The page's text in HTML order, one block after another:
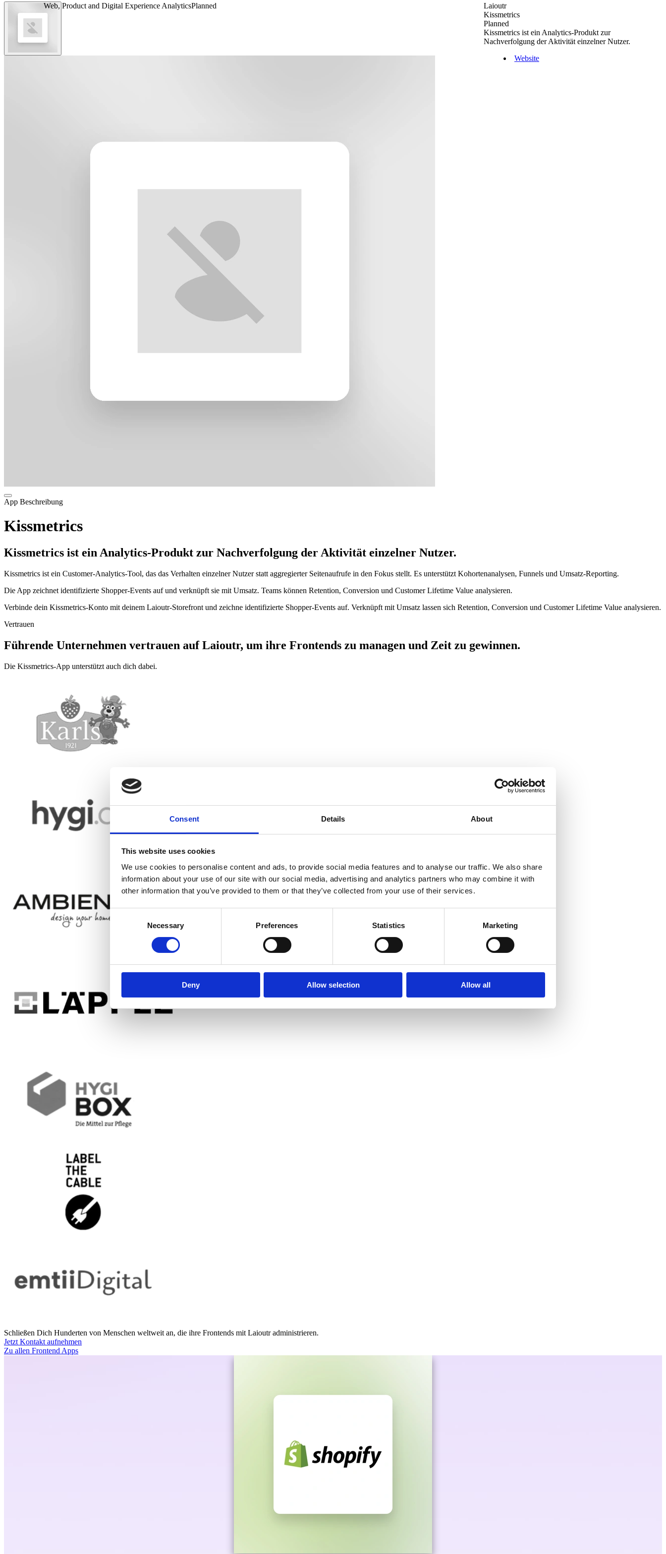
Consent Details About
This website uses cookies
We use cookies to personalise content and ads, to provide social media features and to analyse our traffic. We also share
information about your use of our site with our social media, advertising and analytics partners who may combine it with
other information that you’ve provided to them or that they’ve collected from your use of their services.
Necessary Preferences Statistics Marketing
Deny Allow selection Allow all
Web, Product and Digital Experience AnalyticsPlanned
Laioutr
Kissmetrics
Planned
Kissmetrics ist ein Analytics-Produkt zur
Nachverfolgung der Aktivität einzelner Nutzer.
Website
App Beschreibung
Kissmetrics
Kissmetrics ist ein Analytics-Produkt zur Nachverfolgung der Aktivität einzelner Nutzer.
Kissmetrics ist ein Customer-Analytics-Tool, das das Verhalten einzelner Nutzer statt aggregierter Seitenaufrufe in den Fokus stellt. Es unterstützt Kohortenanalysen, Funnels und Umsatz-Reporting.
Die App zeichnet identifizierte Shopper-Events auf und verknüpft sie mit Umsatz. Teams können Retention, Conversion und Customer Lifetime Value analysieren.
Verbinde dein Kissmetrics-Konto mit deinem Laioutr-Storefront und zeichne identifizierte Shopper-Events auf. Verknüpft mit Umsatz lassen sich Retention, Conversion und Customer Lifetime Value analysieren.
Vertrauen
Führende Unternehmen vertrauen auf Laioutr, um ihre Frontends zu managen und Zeit zu gewinnen.
Die Kissmetrics-App unterstützt auch dich dabei.
Schließen Dich Hunderten von Menschen weltweit an, die ihre Frontends mit Laioutr administrieren.
Jetzt Kontakt aufnehmen
Zu allen Frontend Apps